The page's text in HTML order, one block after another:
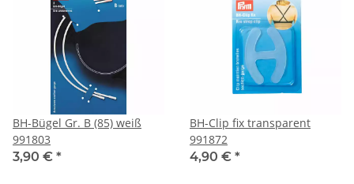
BH-Bügel Gr. B (85) weiß
991803
3,90 € *
BH-Clip fix transparent
991872
4,90 € *